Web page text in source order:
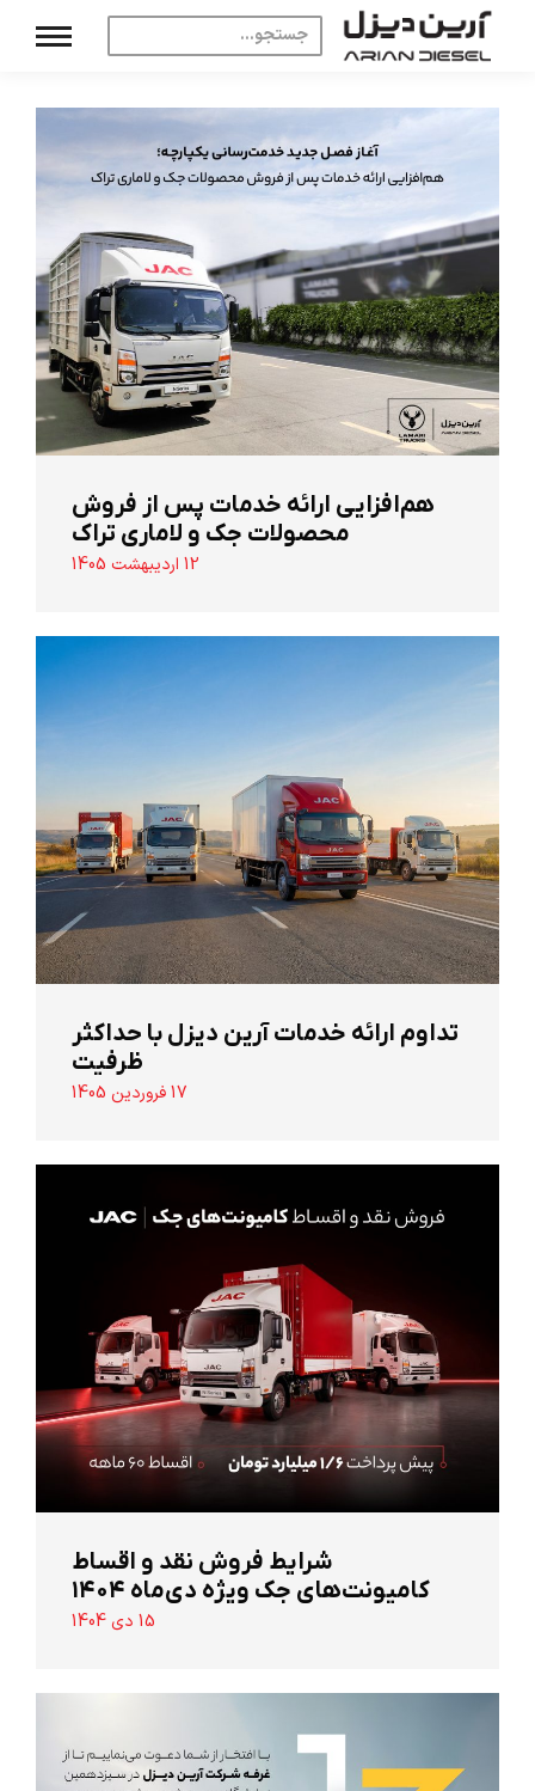
هم‌افزایی ارائه خدمات پس از فروش
محصولات جک و لاماری تراک
12 اردیبهشت 1405
تداوم ارائه خدمات آرین دیزل با حداکثر
ظرفیت
17 فروردین 1405
شرایط فروش نقد و اقساط
کامیونت‌های جک ویژه دی‌ماه ۱۴۰۴
15 دی 1404